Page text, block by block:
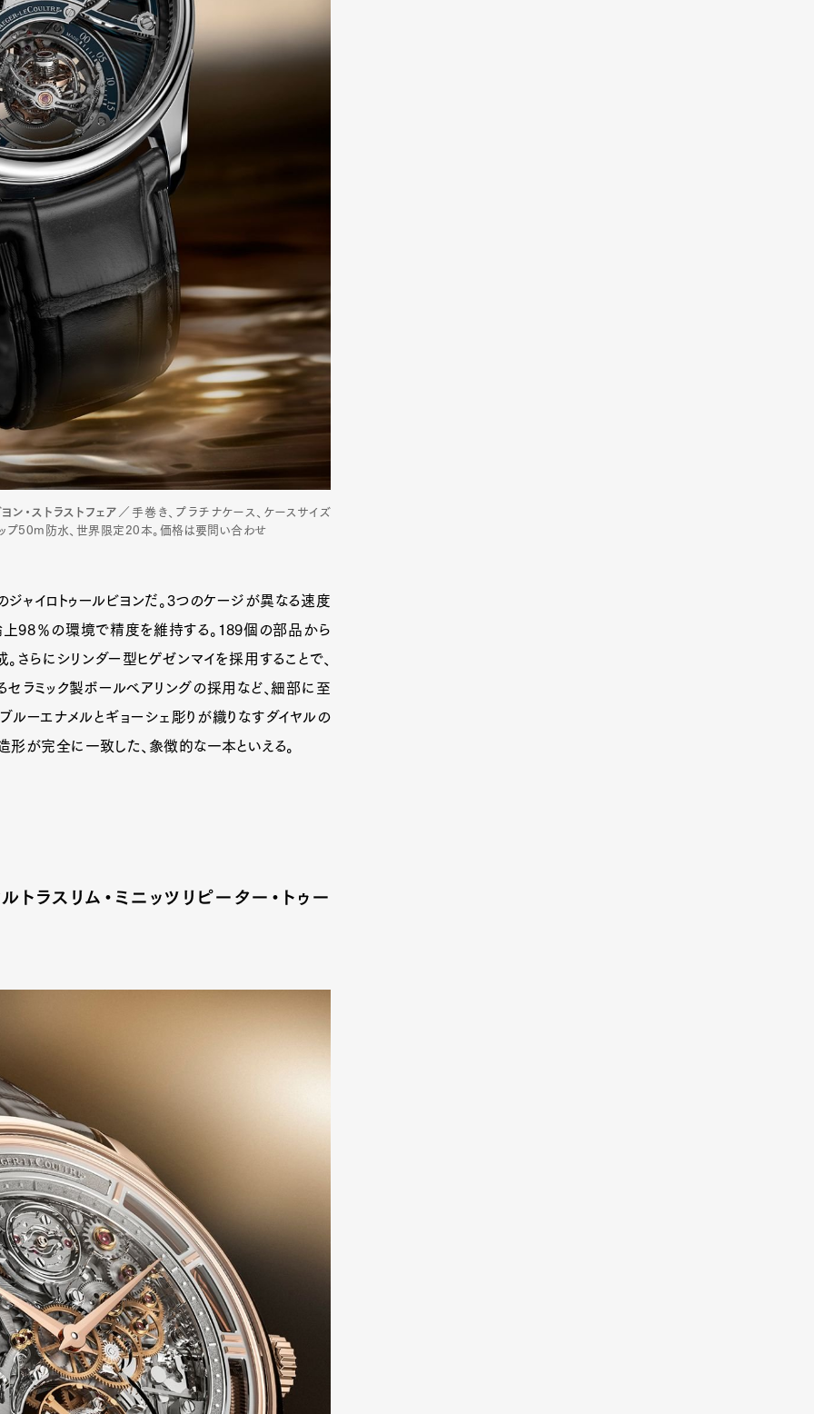
Art&Design Watch
Cars
Lifestyle
Magazine
Pen international Pen tw
ン・ストラストフェア ／手巻き、プラチナケース、ケースサイズ
プ50m防水、世界限定20本。価格は要問い合わせ
ャイロトゥールビヨンだ。3つのケージが異なる速度
上98％の環境で精度を維持する。189個の部品から
らにシリンダー型ヒゲゼンマイを採用することで、
ラミック製ボールベアリングの採用など、細部に至
ーエナメルとギョーシェ彫りが織りなすダイヤルの
が完全に一致した、象徴的な一本といえる。
ラスリム・ミニッツリピーター・トゥー